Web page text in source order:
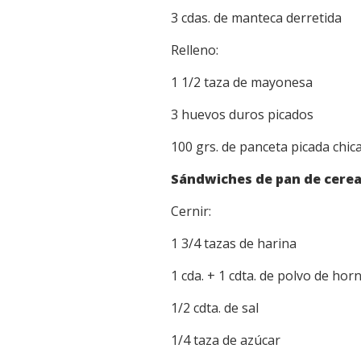
3 cdas. de manteca derretida
Relleno:
1 1/2 taza de mayonesa
3 huevos duros picados
100 grs. de panceta picada chica
Sándwiches de pan de
Cernir:
1 3/4 tazas de harina
1 cda. + 1 cdta. de polvo de
1/2 cdta. de sal
1/4 taza de azúcar